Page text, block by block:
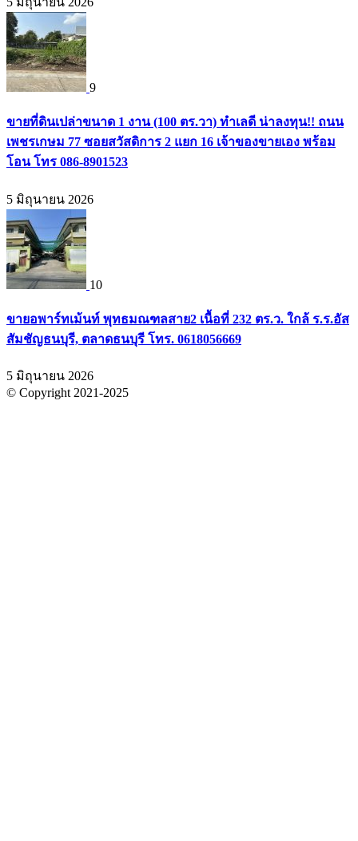
9
ขายที่ดินเปล่าขนาด 1 งาน (100 ตร.วา) ทำเลดี น่าลงทุน!! ถนน
เพชรเกษม 77 ซอยสวัสดิการ 2 แยก 16 เจ้าของขายเอง พร้อม
โอน โทร 086-8901523
5 มิถุนายน 2026
10
ขายอพาร์ทเม้นท์ พุทธมณฑลสาย2 เนื้อที่ 232 ตร.ว. ใกล้ ร.ร.อัส
สัมชัญธนบุรี, ตลาดธนบุรี โทร. 0618056669
5 มิถุนายน 2026
© Copyright 2021-2025